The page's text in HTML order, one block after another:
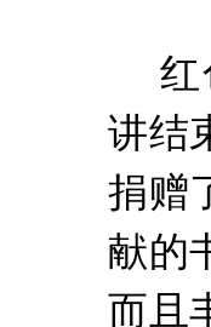
红
讲结
捐赠
献的
而且